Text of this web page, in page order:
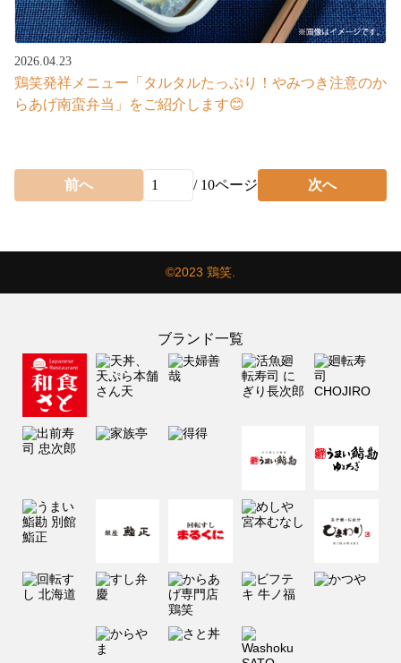
2026.04.23
鶏笑発祥メニュー「タルタルたっぷり！やみつき注意のか
らあげ南蛮弁当」をご紹介します😊
前へ / 10ページ 次へ
©2023 鶏笑.
ブランド一覧